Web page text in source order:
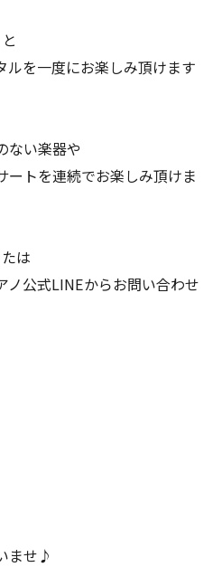
ルを一度にお楽しみ頂けます
ない楽器や
ートを連続でお楽しみ頂けま
は
ノ公式LINEからお問い合わせ
ませ♪